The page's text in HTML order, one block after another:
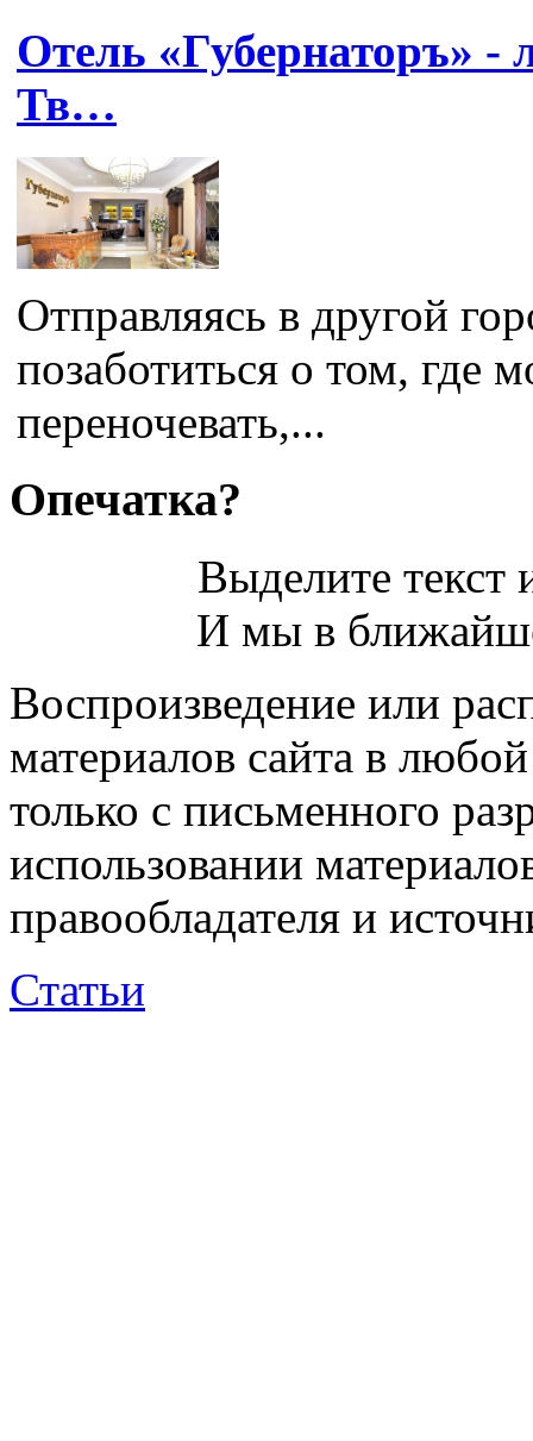
Отель «Губернаторъ» -
Тв…
Отправляясь в другой
позаботиться о том, где
переночевать,...
Опечатка?
Выделите
И мы в
Воспроизведение или
материалов сайта в
только с письменного
использовании
правообладателя и
Статьи